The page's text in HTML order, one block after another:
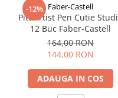
-12% Faber-Castell
Pitt Artist Pen Cutie
12 Buc Faber-Castell
164,00 RON
144,00 RON
ADAUGA IN COS